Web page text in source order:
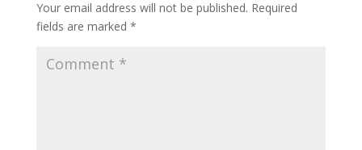
Your email address will not be published. Required
fields are marked *